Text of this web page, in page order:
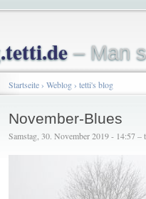
– Man
Startseite› Weblog› tetti's blog
November-Blues
Samstag, 30. November 2019 - 14:57 –